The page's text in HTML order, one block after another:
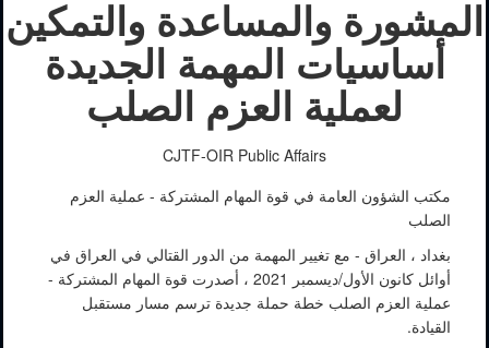
المشورة والمساعدة والتمكين
أساسيات المهمة الجديدة
لعملية العزم الصلب
CJTF-OIR Public Affairs
مكتب الشؤون العامة في قوة المهام المشتركة - عملية العزم
الصلب
بغداد ، العراق - مع تغيير المهمة من الدور القتالي في العراق في
أوائل كانون الأول/ديسمبر 2021 ، أصدرت قوة المهام المشتركة -
عملية العزم الصلب خطة حملة جديدة ترسم مسار مستقبل
القيادة.